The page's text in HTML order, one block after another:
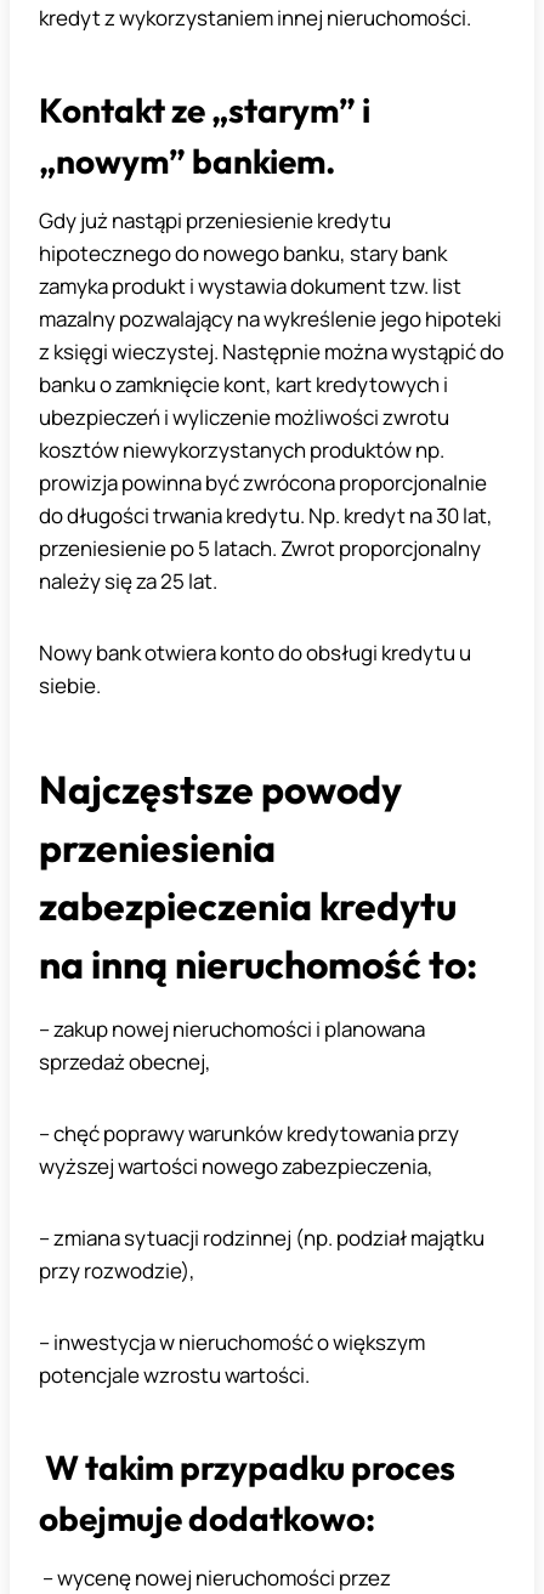
kredyt z wykorzystaniem innej nieruchomości.
Kontakt ze „starym” i
„nowym” bankiem.
Gdy już nastąpi przeniesienie kredytu
hipotecznego do nowego banku, stary bank
zamyka produkt i wystawia dokument tzw. list
mazalny pozwalający na wykreślenie jego hipoteki
z księgi wieczystej. Następnie można wystąpić do
banku o zamknięcie kont, kart kredytowych i
ubezpieczeń i wyliczenie możliwości zwrotu
kosztów niewykorzystanych produktów np.
prowizja powinna być zwrócona proporcjonalnie
do długości trwania kredytu. Np. kredyt na 30 lat,
przeniesienie po 5 latach. Zwrot proporcjonalny
należy się za 25 lat.
Nowy bank otwiera konto do obsługi kredytu u
siebie.
Najczęstsze powody
przeniesienia
zabezpieczenia kredytu
na inną nieruchomość to:
– zakup nowej nieruchomości i planowana
sprzedaż obecnej,
– chęć poprawy warunków kredytowania przy
wyższej wartości nowego zabezpieczenia,
– zmiana sytuacji rodzinnej (np. podział majątku
przy rozwodzie),
– inwestycja w nieruchomość o większym
potencjale wzrostu wartości.
W takim przypadku proces
obejmuje dodatkowo:
– wycenę nowej nieruchomości przez